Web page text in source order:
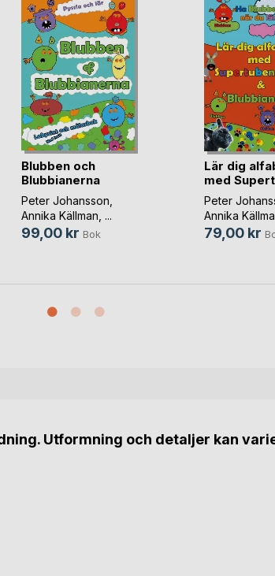
Blubben och
Blubbianerna
Labyrint (...)
Peter Johansson
Annika Källman , ...
99,00 kr Bok
Lär dig
med
T(...)
Peter
Annika
79,00 kr
Utformning och detaljer kan